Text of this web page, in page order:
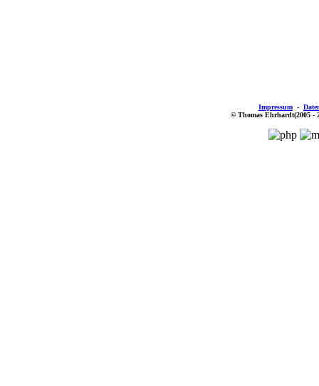
Impressum -
© Thomas Ehrhardt(2005 -